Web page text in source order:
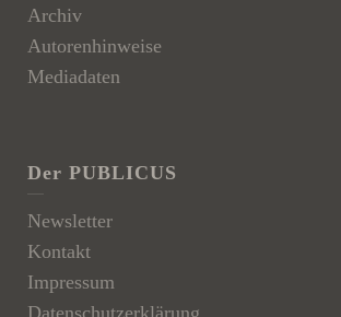
Archiv
Autorenhinweise
Mediadaten
Der PUBLICUS
Newsletter
Kontakt
Impressum